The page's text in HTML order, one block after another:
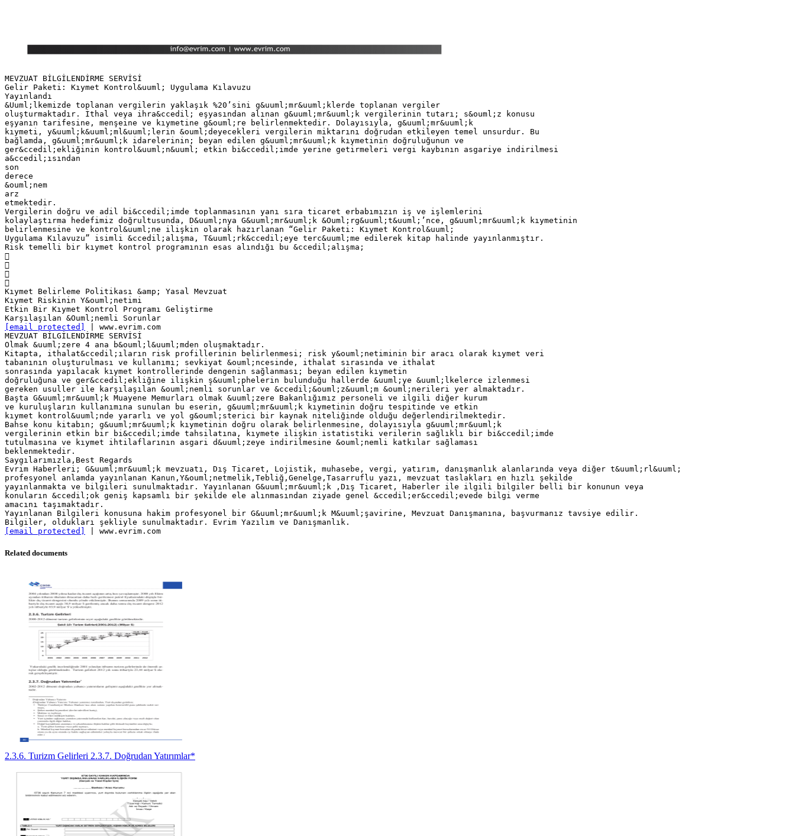
MEVZUAT BİLGİLENDİRME SERVİSİ
Gelir Paketi: Kıymet Kontrol&uuml; Uygulama Kılavuzu
Yayınlandı
&Uuml;lkemizde toplanan vergilerin yaklaşık %20’sini g&uuml;mr&uuml;klerde toplanan vergiler
oluşturmaktadır. İthal veya ihra&ccedil; eşyasından alınan g&uuml;mr&uuml;k vergilerinin tutarı; s&ouml;z konusu
eşyanın tarifesine, menşeine ve kıymetine g&ouml;re belirlenmektedir. Dolayısıyla, g&uuml;mr&uuml;k
kıymeti, y&uuml;k&uuml;ml&uuml;lerin &ouml;deyecekleri vergilerin miktarını doğrudan etkileyen temel unsurdur. Bu
bağlamda, g&uuml;mr&uuml;k idarelerinin; beyan edilen g&uuml;mr&uuml;k kıymetinin doğruluğunun ve
ger&ccedil;ekliğinin kontrol&uuml;n&uuml; etkin bi&ccedil;imde yerine getirmeleri vergi kaybının asgariye indirilmesi
a&ccedil;ısından
son
derece
&ouml;nem
arz
etmektedir.
Vergilerin doğru ve adil bi&ccedil;imde toplanmasının yanı sıra ticaret erbabımızın iş ve işlemlerini
kolaylaştırma hedefimiz doğrultusunda, D&uuml;nya G&uuml;mr&uuml;k &Ouml;rg&uuml;t&uuml;’nce, g&uuml;mr&uuml;k kıymetinin
belirlenmesine ve kontrol&uuml;ne ilişkin olarak hazırlanan “Gelir Paketi: Kıymet Kontrol&uuml;
Uygulama Kılavuzu” isimli &ccedil;alışma, T&uuml;rk&ccedil;eye terc&uuml;me edilerek kitap halinde yayınlanmıştır.
Risk temelli bir kıymet kontrol programının esas alındığı bu &ccedil;alışma;




Kıymet Belirleme Politikası &amp; Yasal Mevzuat
Kıymet Riskinin Y&ouml;netimi
Etkin Bir Kıymet Kontrol Programı Geliştirme
[email protected]
| www.evrim.com
MEVZUAT BİLGİLENDİRME SERVİSİ
Olmak &uuml;zere 4 ana b&ouml;l&uuml;mden oluşmaktadır.
Kitapta, ithalat&ccedil;ıların risk profillerinin belirlenmesi; risk y&ouml;netiminin bir aracı olarak kıymet veri
tabanının oluşturulması ve kullanımı; sevkiyat &ouml;ncesinde, ithalat sırasında ve ithalat
sonrasında yapılacak kıymet kontrollerinde dengenin sağlanması; beyan edilen kıymetin
doğruluğuna ve ger&ccedil;ekliğine ilişkin ş&uuml;phelerin bulunduğu hallerde &uuml;ye &uuml;lkelerce izlenmesi
gereken usuller ile karşılaşılan &ouml;nemli sorunlar ve &ccedil;&ouml;z&uuml;m &ouml;nerileri yer almaktadır.
Başta G&uuml;mr&uuml;k Muayene Memurları olmak &uuml;zere Bakanlığımız personeli ve ilgili diğer kurum
ve kuruluşların kullanımına sunulan bu eserin, g&uuml;mr&uuml;k kıymetinin doğru tespitinde ve etkin
kıymet kontrol&uuml;nde yararlı ve yol g&ouml;sterici bir kaynak niteliğinde olduğu değerlendirilmektedir.
Bahse konu kitabın; g&uuml;mr&uuml;k kıymetinin doğru olarak belirlenmesine, dolayısıyla g&uuml;mr&uuml;k
vergilerinin etkin bir bi&ccedil;imde tahsilatına, kıymete ilişkin istatistiki verilerin sağlıklı bir bi&ccedil;imde
tutulmasına ve kıymet ihtilaflarının asgari d&uuml;zeye indirilmesine &ouml;nemli katkılar sağlaması
beklenmektedir.
Saygılarımızla,Best Regards
Evrim Haberleri; G&uuml;mr&uuml;k mevzuatı, Dış Ticaret, Lojistik, muhasebe, vergi, yatırım, danışmanlık alanlarında veya diğer t&uuml;rl&uuml;
profesyonel anlamda yayınlanan Kanun,Y&ouml;netmelik,Tebliğ,Genelge,Tasarruflu yazı, mevzuat taslakları en hızlı şekilde
yayınlanmakta ve bilgileri sunulmaktadır. Yayınlanan G&uuml;mr&uuml;k ,Dış Ticaret, Haberler ile ilgili bilgiler belli bir konunun veya
konuların &ccedil;ok geniş kapsamlı bir şekilde ele alınmasından ziyade genel &ccedil;er&ccedil;evede bilgi verme
amacını taşımaktadır.
Yayınlanan Bilgileri konusuna hakim profesyonel bir G&uuml;mr&uuml;k M&uuml;şavirine, Mevzuat Danışmanına, başvurmanız tavsiye edilir.
[email protected]
Related documents
2.3.6. Turizm Gelirleri 2.3.7. Doğrudan Yatırımlar*